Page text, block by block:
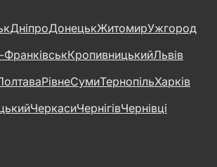
ДніпроДонецькЖитомирУжгород
ФранківськКропивницькийЛьвів
РівнеСумиТернопільХарків
ЧеркасиЧернігівЧернівці